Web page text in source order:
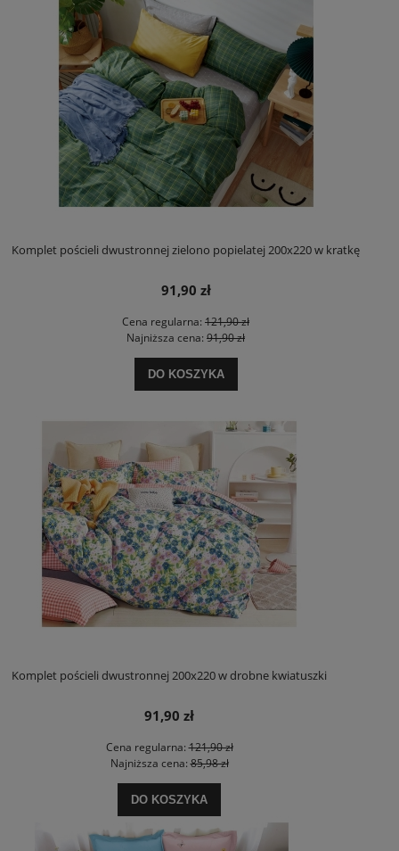
Komplet pościeli dwustronnej zielono popielatej 200x220 w kratkę
91,90 zł
Cena regularna: 121,90 zł
Najniższa cena: 91,90 zł
DO KOSZYKA
Komplet pościeli dwustronnej 200x220 w drobne kwiatuszki
91,90 zł
Cena regularna:121,90 zł
Najniższa cena:85,98 zł
DO KOSZYKA